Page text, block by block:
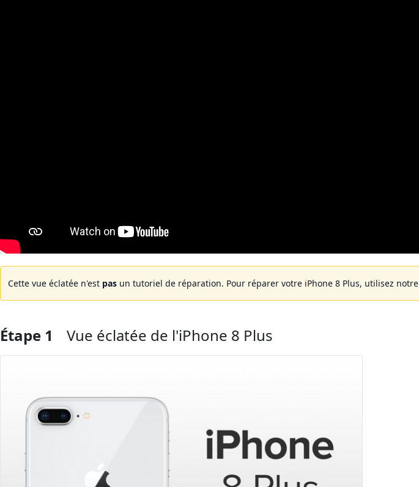
Cette vue éclatée n'est pas un tutoriel de réparation. Pour réparer votre iPhone 8 Plus, utilisez notre
Étape 1 Vue éclatée de l'iPhone 8 Plus